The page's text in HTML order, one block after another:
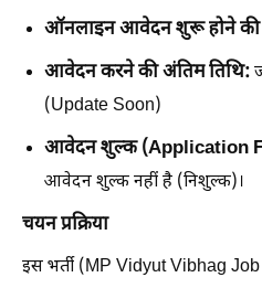
ऑनलाइन आवेदन शुरू होने की
आवेदन करने की अंतिम तिथि:
(Update Soon)
आवेदन शुल्क (Application
आवेदन शुल्क नहीं है (निशुल्क)।
चयन प्रक्रिया
इस भर्ती (MP Vidyut Vibhag